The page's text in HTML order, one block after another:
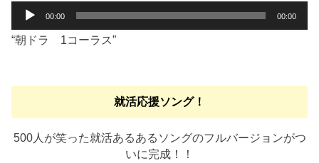
プ
00:00 00:00
“朝ドラ 1コーラス”
就活応援ソング！
500人が笑った就活あるあるソングのフルバージョンがつ
いに完成！！